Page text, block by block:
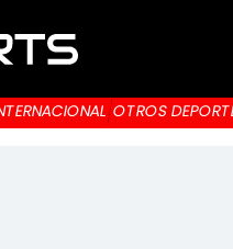
OTROS